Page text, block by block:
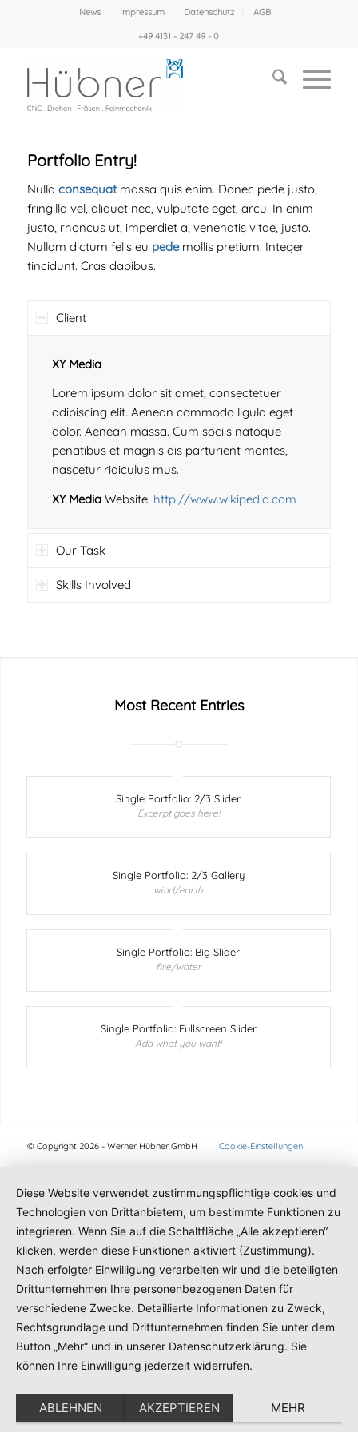
News Impressum Datenschutz AGB
+49 4131 - 247 49 - 0
Portfolio Entry!
Nulla consequatmassa quis enim. Donec pede justo,
fringilla vel, aliquet nec, vulputate eget, arcu. In enim
justo, rhoncus ut, imperdiet a, venenatis vitae, justo.
Nullam dictum felis eu pedemollis pretium. Integer
tincidunt. Cras dapibus.
Client
XY Media
Lorem ipsum dolor sit amet, consectetuer
adipiscing elit. Aenean commodo ligula eget
dolor. Aenean massa. Cum sociis natoque
penatibus et magnis dis parturient montes,
nascetur ridiculus mus.
XY MediaWebsite: http://www.wikipedia.com
Our Task
Skills Involved
Most Recent Entries
Single Portfolio: 2/3 Slider
Excerpt goes here!
Single Portfolio: 2/3 Gallery
wind/earth
Single Portfolio: Big Slider
fire/water
Single Portfolio: Fullscreen Slider
Add what you want!
© Copyright 2026 - Werner Hübner GmbH Cookie-Einstellungen
Diese Website verwendet zustimmungspflichtige cookies und
Technologien von Drittanbietern, um bestimmte Funktionen zu
integrieren. Wenn Sie auf die Schaltfläche „Alle akzeptieren“
klicken, werden diese Funktionen aktiviert (Zustimmung).
Nach erfolgter Einwilligung verarbeiten wir und die beteiligten
Drittunternehmen Ihre personenbezogenen Daten für
verschiedene Zwecke. Detaillierte Informationen zu Zweck,
Rechtsgrundlage und Drittunternehmen finden Sie unter dem
Button „Mehr“ und in unserer Datenschutzerklärung. Sie
können Ihre Einwilligung jederzeit widerrufen.
ABLEHNEN AKZEPTIEREN MEHR